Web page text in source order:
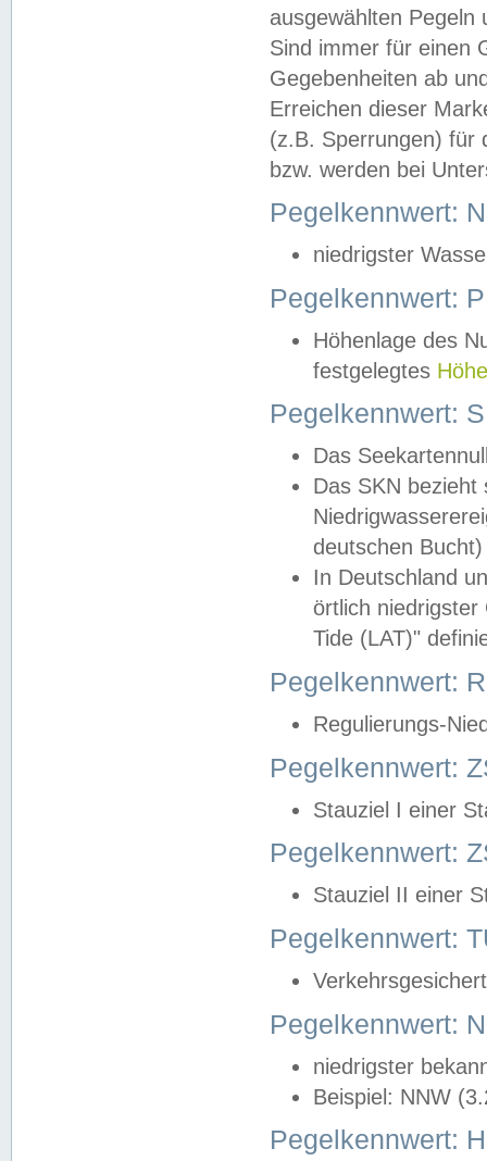
ausgewählten
Sind immer für einen
Gegebenheiten ab
Erreichen dieser
(z.B. Sperrungen) für
bzw. werden bei
Pegelkennwert:
niedrigster
Pegelkennwert:
Höhenlage des
festgelegtes
Pegelkennwert:
Das
Das SKN
deutschen
In Deutschland
örtlich
Tide (LAT)"
Pegelkennwert:
Regulierungs-
Pegelkennwert:
Stauziel I einer
Pegelkennwert:
Stauziel II einer
Pegelkennwert:
Pegelkennwert:
niedrigster
Beispiel: NNW
Pegelkennwert: